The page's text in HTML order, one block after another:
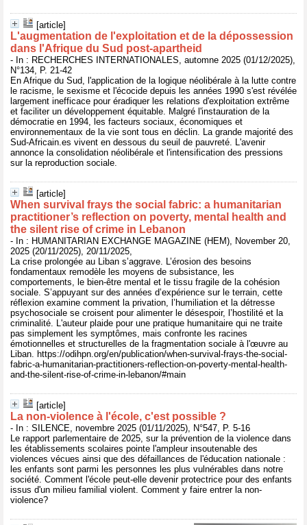
[article]
L'augmentation de l'exploitation et de la dépossession
dans l'Afrique du Sud post-apartheid
- In : RECHERCHES INTERNATIONALES, automne 2025 (01/12/2025),
N°134, P. 21-42
En Afrique du Sud, l'application de la logique néolibérale à la lutte contre
le racisme, le sexisme et l'écocide depuis les années 1990 s'est révélée
largement inefficace pour éradiquer les relations d'exploitation extrême
et faciliter un développement équitable. Malgré l'instauration de la
démocratie en 1994, les facteurs sociaux, économiques et
environnementaux de la vie sont tous en déclin. La grande majorité des
Sud-Africain.es vivent en dessous du seuil de pauvreté. L'avenir
annonce la consolidation néolibérale et l'intensification des pressions
sur la reproduction sociale.
[article]
When survival frays the social fabric: a humanitarian
practitioner’s reflection on poverty, mental health and
the silent rise of crime in Lebanon
- In : HUMANITARIAN EXCHANGE MAGAZINE (HEM), November 20,
2025 (20/11/2025), 20/11/2025,
La crise prolongée au Liban s’aggrave. L’érosion des besoins
fondamentaux remodèle les moyens de subsistance, les
comportements, le bien-être mental et le tissu fragile de la cohésion
sociale. S’appuyant sur des années d’expérience sur le terrain, cette
réflexion examine comment la privation, l’humiliation et la détresse
psychosociale se croisent pour alimenter le désespoir, l’hostilité et la
criminalité. L'auteur plaide pour une pratique humanitaire qui ne traite
pas simplement les symptômes, mais confronte les racines
émotionnelles et structurelles de la fragmentation sociale à l'œuvre au
Liban. https://odihpn.org/en/publication/when-survival-frays-the-social-
fabric-a-humanitarian-practitioners-reflection-on-poverty-mental-health-
and-the-silent-rise-of-crime-in-lebanon/#main
[article]
La non-violence à l'école, c'est possible ?
- In : SILENCE, novembre 2025 (01/11/2025), N°547, P. 5-16
Le rapport parlementaire de 2025, sur la prévention de la violence dans
les établissements scolaires pointe l'ampleur insoutenable des
violences vécues ainsi que des défaillances de l'éducation nationale :
les enfants sont parmi les personnes les plus vulnérables dans notre
société. Comment l'école peut-elle devenir protectrice pour des enfants
issus d'un milieu familial violent. Comment y faire entrer la non-
violence?